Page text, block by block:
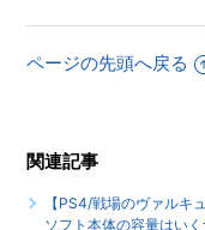
【PS4/戦場のヴァル
ード版）とパッケー
ページの先頭へ戻る
関連記事
【PS4/戦場のヴァルキ
ソフト本体の容量はい